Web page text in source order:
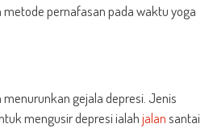
metode pernafasan pada waktu yoga
gejala depresi. Jenis
mengusir depresi ialahjalansantai